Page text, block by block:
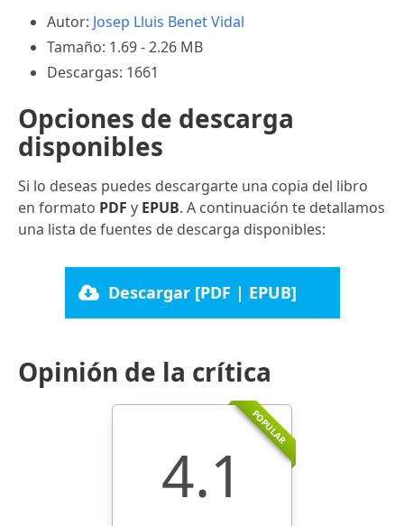
Autor: Josep Lluis Benet Vidal
Tamaño: 1.69 - 2.26 MB
Descargas: 1661
Opciones de descarga
disponibles
Si lo deseas puedes descargarte una copia del libro
en formato PDF y EPUB. A continuación te detallamos
una lista de fuentes de descarga disponibles:
Descargar [PDF | EPUB]
Opinión de la crítica
POPULAR
4.1